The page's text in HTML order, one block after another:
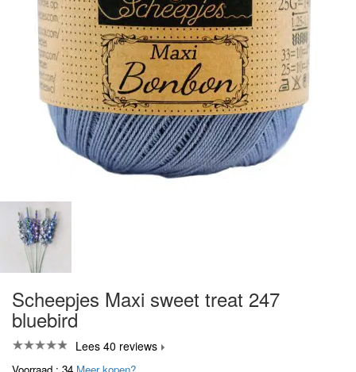
Scheepjes Maxi sweet treat 247
bluebird
Lees 40 reviews
Voorraad : 34 Meer kopen?